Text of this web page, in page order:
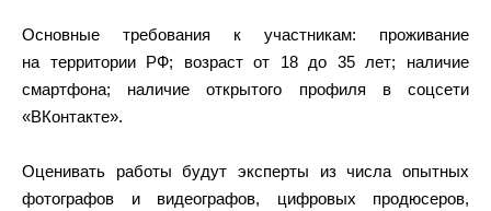
Основные требования к участникам: проживание
на территории РФ; возраст от 18 до 35 лет; наличие
смартфона; наличие открытого профиля в соцсети
«ВКонтакте».
Оценивать работы будут эксперты из числа опытных
фотографов и видеографов, цифровых продюсеров,